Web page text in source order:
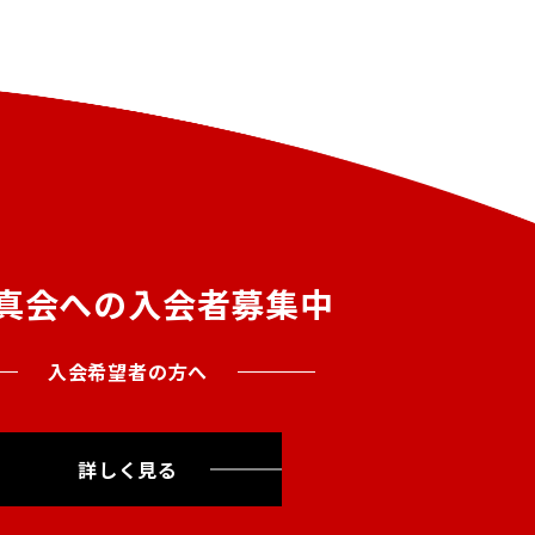
会への入会者募集中
入会希望者の方へ
詳しく見る